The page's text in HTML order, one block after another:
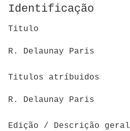
Identificação
Titulo
R. Delaunay Paris
Titulos atríbuidos
R. Delaunay Paris
Edição / Descrição geral